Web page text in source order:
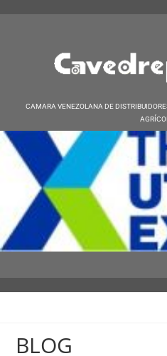
CAMARA VENEZOLANA DE
BLOG